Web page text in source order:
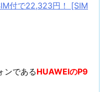
付で22,323円！ [SIM
ンであるHUAWEIのP9